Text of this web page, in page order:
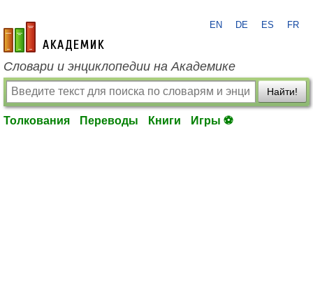
academic.ru
EN DE ES FR
Словари и энциклопедии на Академике
Найти!
Толкования Переводы Книги Игры ⚽